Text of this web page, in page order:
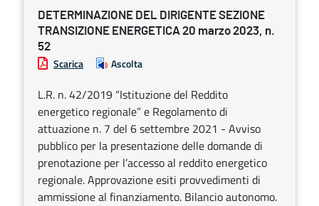
DETERMINAZIONE DEL DIRIGENTE SEZIONE
TRANSIZIONE ENERGETICA 20 marzo 2023, n.
52
Scarica Ascolta
L.R. n. 42/2019 “Istituzione del Reddito
energetico regionale” e Regolamento di
attuazione n. 7 del 6 settembre 2021 - Avviso
pubblico per la presentazione delle domande di
prenotazione per l’accesso al reddito energetico
regionale. Approvazione esiti provvedimenti di
ammissione al finanziamento. Bilancio autonomo.